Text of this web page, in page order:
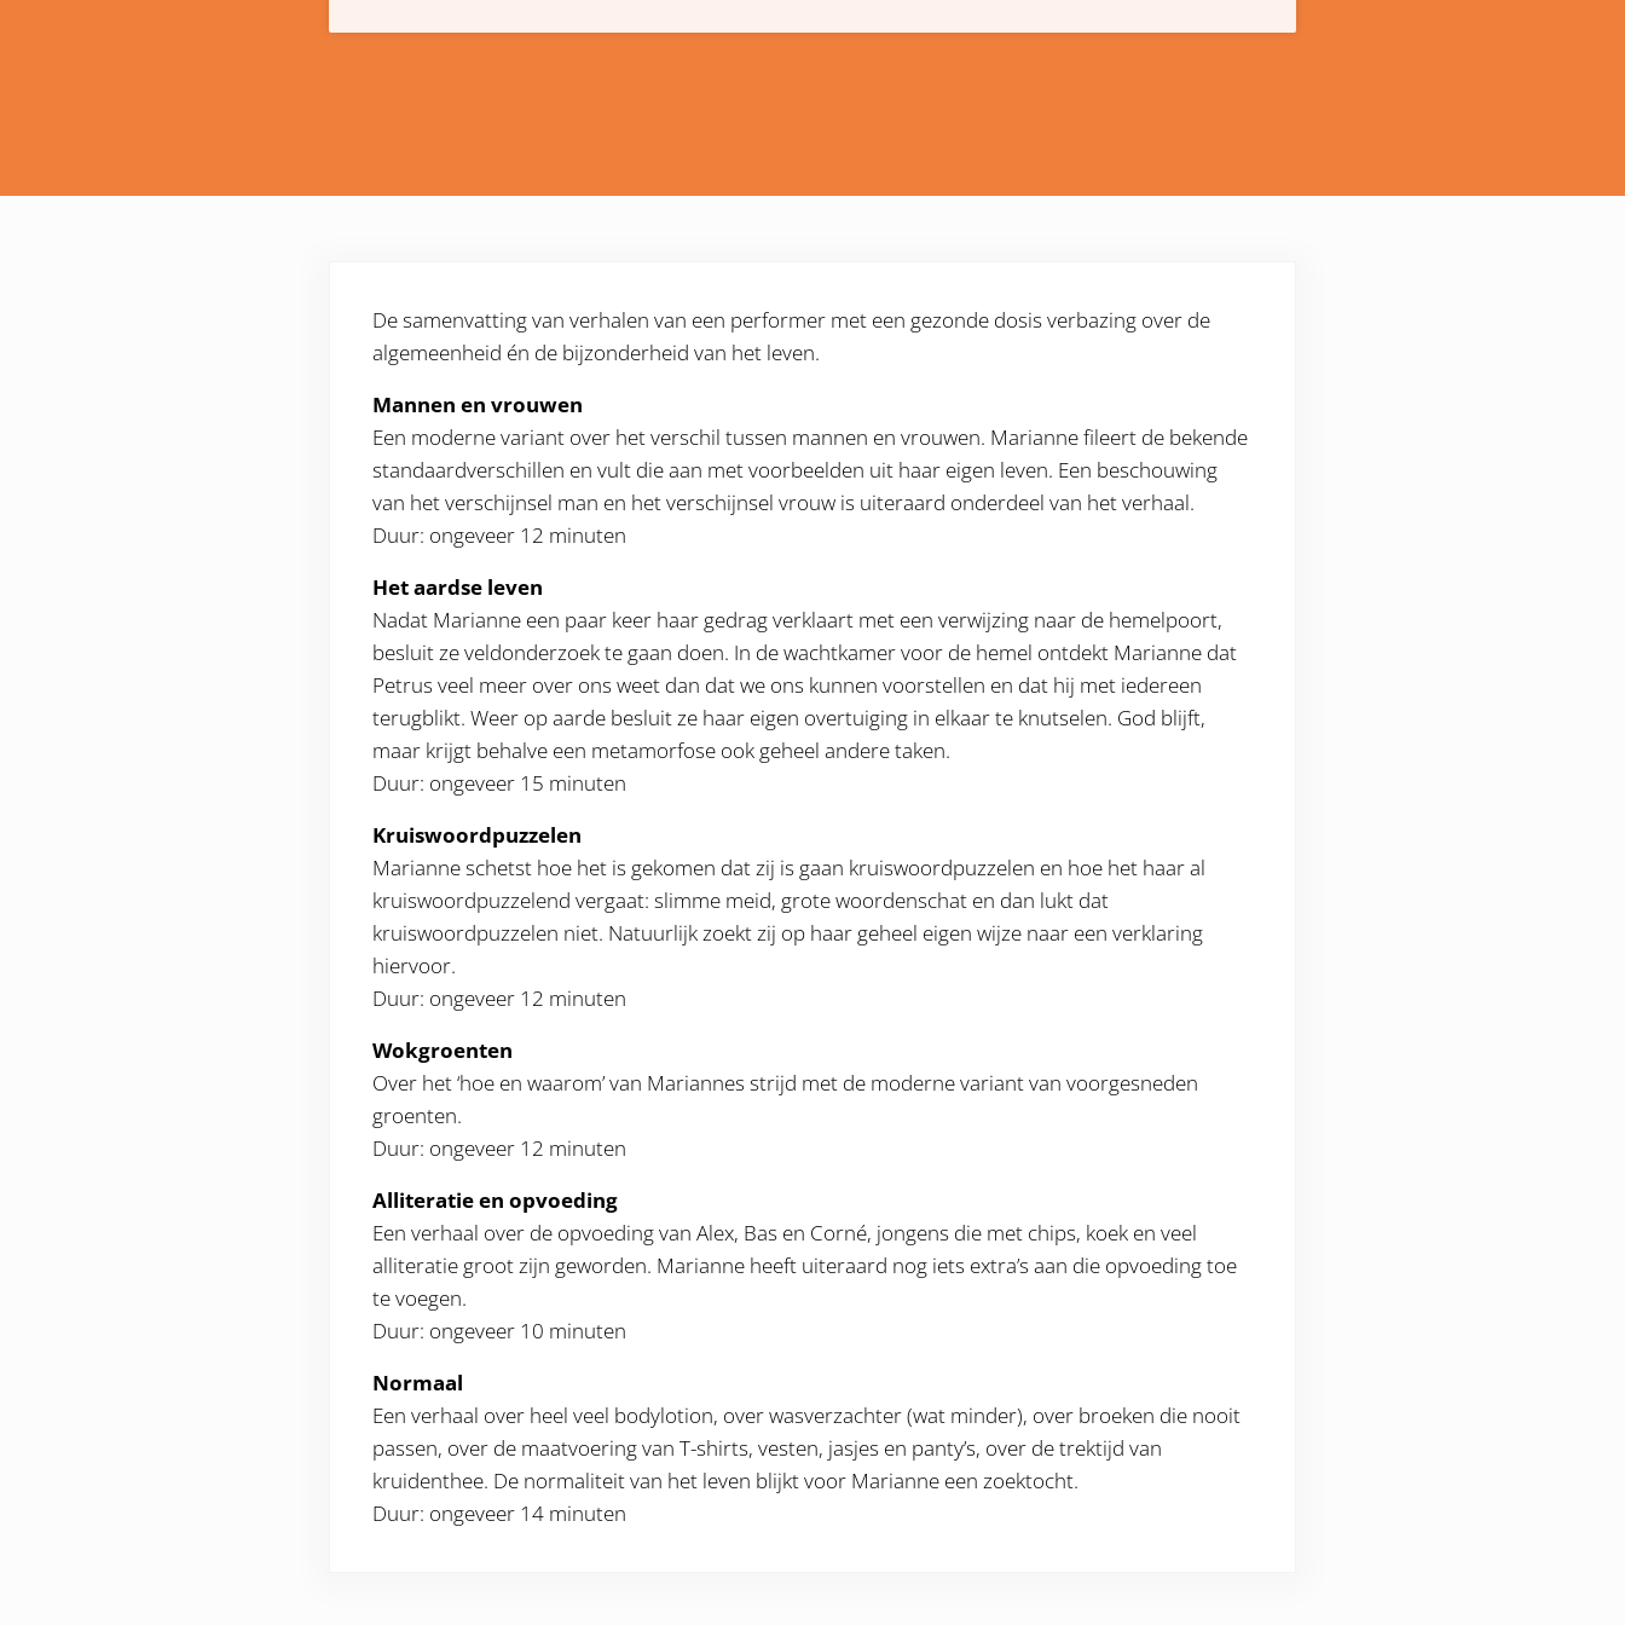
De samenvatting van verhalen van een performer met een gezonde dosis verbazing over de
algemeenheid én de bijzonderheid van het leven.
Mannen en vrouwen
Een moderne variant over het verschil tussen mannen en vrouwen. Marianne fileert de bekende
standaardverschillen en vult die aan met voorbeelden uit haar eigen leven. Een beschouwing
van het verschijnsel man en het verschijnsel vrouw is uiteraard onderdeel van het verhaal.
Duur: ongeveer 12 minuten
Het aardse leven
Nadat Marianne een paar keer haar gedrag verklaart met een verwijzing naar de hemelpoort,
besluit ze veldonderzoek te gaan doen. In de wachtkamer voor de hemel ontdekt Marianne dat
Petrus veel meer over ons weet dan dat we ons kunnen voorstellen en dat hij met iedereen
terugblikt. Weer op aarde besluit ze haar eigen overtuiging in elkaar te knutselen. God blijft,
maar krijgt behalve een metamorfose ook geheel andere taken.
Duur: ongeveer 15 minuten
Kruiswoordpuzzelen
Marianne schetst hoe het is gekomen dat zij is gaan kruiswoordpuzzelen en hoe het haar al
kruiswoordpuzzelend vergaat: slimme meid, grote woordenschat en dan lukt dat
kruiswoordpuzzelen niet. Natuurlijk zoekt zij op haar geheel eigen wijze naar een verklaring
hiervoor.
Duur: ongeveer 12 minuten
Wokgroenten
Over het ‘hoe en waarom’ van Mariannes strijd met de moderne variant van voorgesneden
groenten.
Duur: ongeveer 12 minuten
Alliteratie en opvoeding
Een verhaal over de opvoeding van Alex, Bas en Corné, jongens die met chips, koek en veel
alliteratie groot zijn geworden. Marianne heeft uiteraard nog iets extra’s aan die opvoeding toe
te voegen.
Duur: ongeveer 10 minuten
Normaal
Een verhaal over heel veel bodylotion, over wasverzachter (wat minder), over broeken die nooit
passen, over de maatvoering van T-shirts, vesten, jasjes en panty’s, over de trektijd van
kruidenthee. De normaliteit van het leven blijkt voor Marianne een zoektocht.
Duur: ongeveer 14 minuten